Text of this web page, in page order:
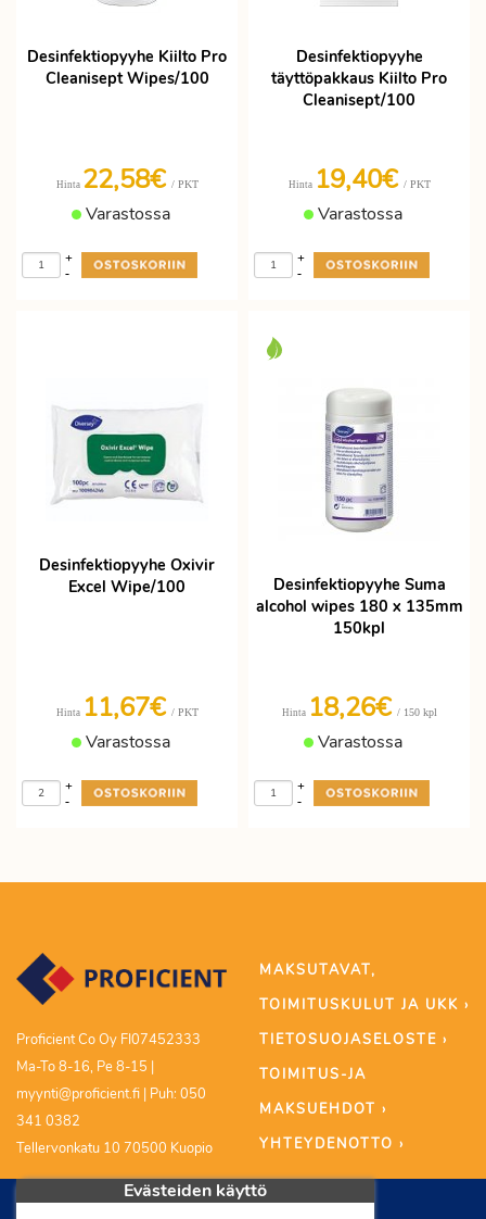
Desinfektiopyyhe Kiilto Pro
Cleanisept Wipes/100
Hinta 22,58€ / PKT
Varastossa
-
+
Desinfektiopyyhe
täyttöpakkaus Kiilto Pro
Cleanisept/100
Hinta 19,40€ / PKT
Varastossa
-
+
Desinfektiopyyhe Oxivir
Excel Wipe/100
Hinta 11,67€ / PKT
Varastossa
-
+
Desinfektiopyyhe Suma
alcohol wipes 180 x 135mm
150kpl
Hinta 18,26€ / 150 kpl
Varastossa
-
+
Proficient Co Oy FI07452333
Ma-To 8-16, Pe 8-15 |
myynti@proficient.fi | Puh: 050
341 0382
Tellervonkatu 10 70500 Kuopio
MAKSUTAVAT,
TOIMITUSKULUT JA UKK ›
TIETOSUOJASELOSTE ›
TOIMITUS-JA
MAKSUEHDOT ›
YHTEYDENOTTO ›
Evästeiden käyttö